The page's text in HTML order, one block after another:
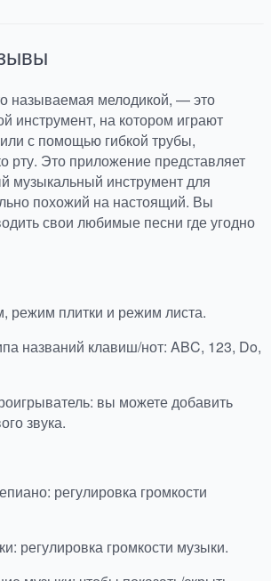
называемая мелодикой, — это
инструмент, на котором играют
с помощью гибкой трубы,
рту. Это приложение представляет
музыкальный инструмент для
похожий на настоящий. Вы
свои любимые песни где угодно
режим плитки и режим листа.
названий клавиш/нот: ABC, 123, Do,
вы можете добавить
звука.
регулировка громкости
регулировка громкости музыки.